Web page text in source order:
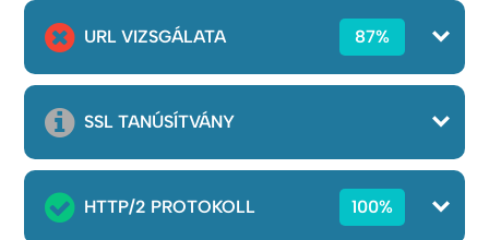
URL VIZSGÁLATA 87%
SSL TANÚSÍTVÁNY
HTTP/2 PROTOKOLL 100%